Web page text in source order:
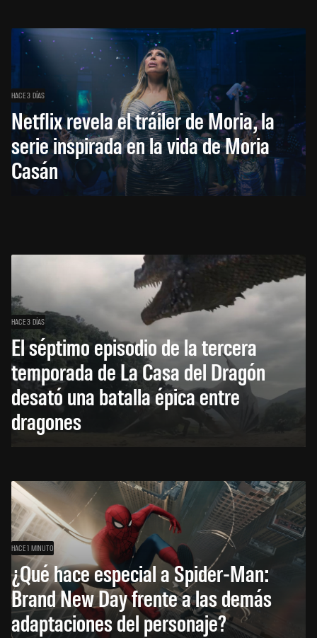
HACE 3 DÍAS
Netflix revela el tráiler de Moria, la
serie inspirada en la vida de Moria
Casán
HACE 3 DÍAS
El séptimo episodio de la tercera
temporada de La Casa del Dragón
desató una batalla épica entre
dragones
HACE 1 MINUTO
¿Qué hace especial a Spider-Man:
Brand New Day frente a las demás
adaptaciones del personaje?